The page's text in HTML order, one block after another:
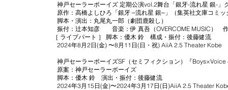
神戸セーラーボーイズ 定期公演vol.2舞台「銀牙-流れ星 銀-」
原作：高橋よしひろ「銀牙 ‒流れ星 銀‒」（集英社文庫コミッ
脚本・演出：丸尾丸一郎（劇団鹿殺し）
振付：辻󠄀本知彦 音楽：伊 真吾（OVERCOME MUSIC）
［ ライブパート ］ 脚本：優木 鈴 構成・振付：後藤健流
2024年8月2日(金) 〜8月11日(日・祝) AiiA 2.5 Theater Kobe
神戸セーラーボーイズSF（セミフィクション）『Boys×Voice
原案：神戸セーラーボーイズ
脚本：優木 鈴 演出・振付：後藤健流
2024年3月15日(金)〜2024年3月17日(日)AiiA 2.5 Theater